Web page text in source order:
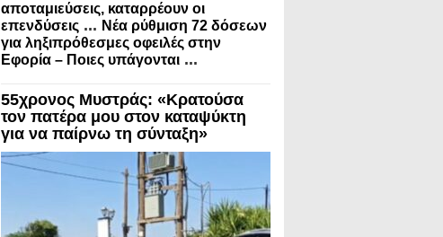
αποταμιεύσεις, καταρρέουν οι
επενδύσεις ... Νέα ρύθμιση 72 δόσεων
για ληξιπρόθεσμες οφειλές στην
Εφορία – Ποιες υπάγονται ...
55χρονος Μυστράς: «Κρατούσα
τον πατέρα μου στον καταψύκτη
για να παίρνω τη σύνταξη»